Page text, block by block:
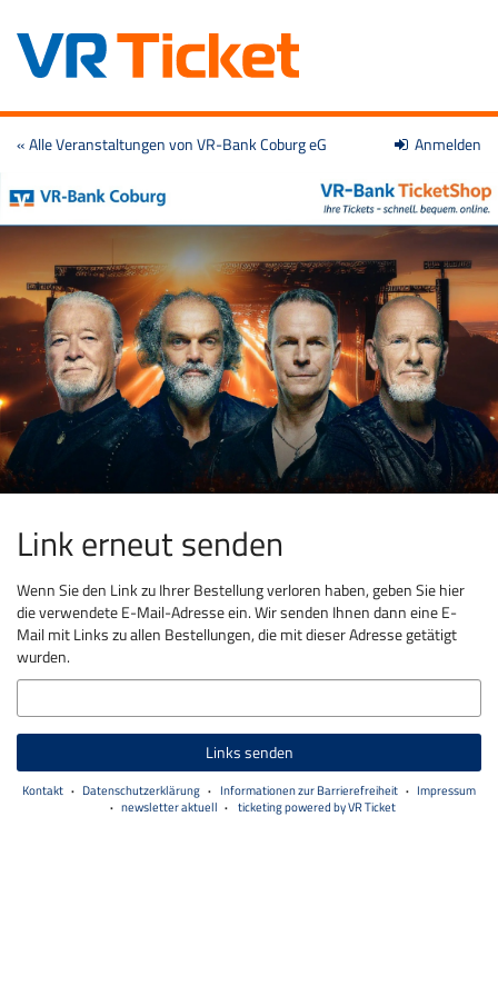
Zum
Haupt-
springen
Anmelden
« Alle Veranstaltungen von VR-Bank Coburg eG
Link erneut senden
Wenn Sie den Link zu Ihrer Bestellung verloren haben, geben Sie hier
die verwendete E-Mail-Adresse ein. Wir senden Ihnen dann eine E-
Mail mit Links zu allen Bestellungen, die mit dieser Adresse getätigt
wurden.
E-
Mail
Links senden
Kontakt Datenschutzerklärung Informationen zur Barrierefreiheit
Impressum
newsletter aktuell
ticketing powered by VR Ticket